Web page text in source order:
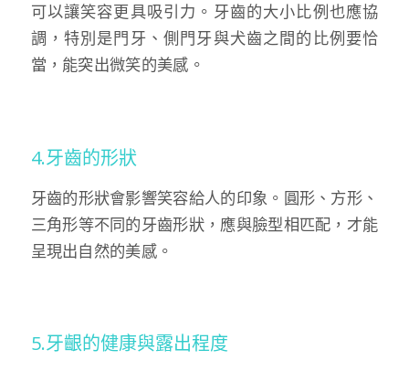
可以讓笑容更具吸引力。牙齒的大小比例也應協
調，特別是門牙、側門牙與犬齒之間的比例要恰
當，能突出微笑的美感。
4.牙齒的形狀
牙齒的形狀會影響笑容給人的印象。圓形、方形、
三角形等不同的牙齒形狀，應與臉型相匹配，才能
呈現出自然的美感。
5.牙齦的健康與露出程度